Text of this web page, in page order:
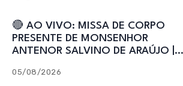
🔴 AO VIVO: MISSA DE CORPO
PRESENTE DE MONSENHOR
ANTENOR SALVINO DE ARAÚJO |
05/08/2026